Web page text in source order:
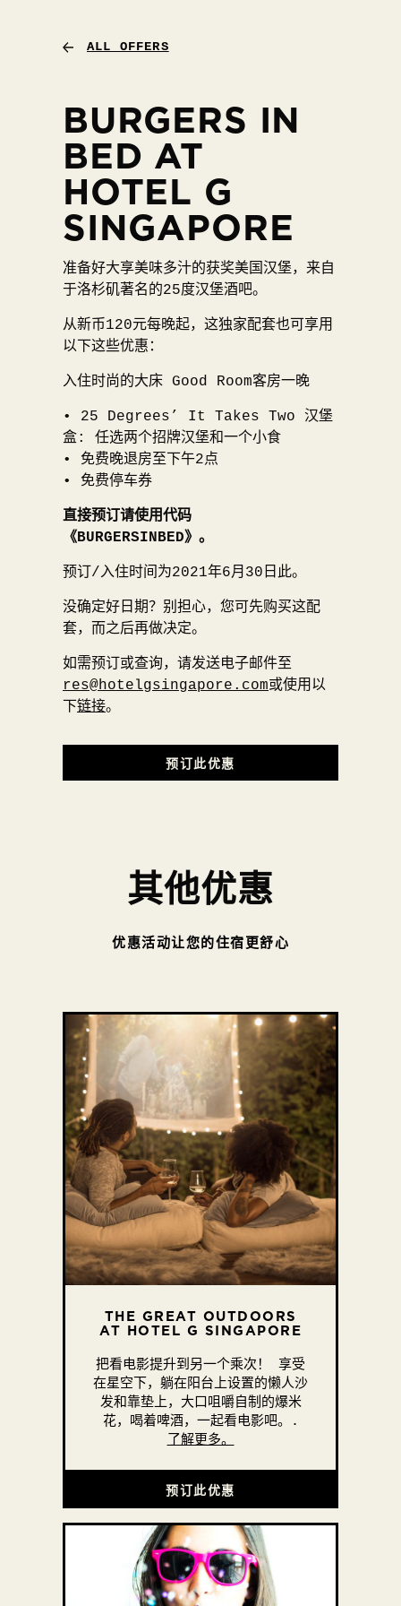
ALL OFFERS
BURGERS IN
BED AT
HOTEL G
SINGAPORE
准备好大享美味多汁的获奖美国汉堡，来自
于洛杉矶著名的25度汉堡酒吧。
从新币120元每晚起，这独家配套也可享用
以下这些优惠：
入住时尚的大床 Good Room客房一晚
• 25 Degrees’ It Takes Two 汉堡
盒: 任选两个招牌汉堡和一个小食
• 免费晚退房至下午2点
• 免费停车券
直接预订请使用代码
《BURGERSINBED》。
预订/入住时间为2021年6月30日此。
没确定好日期？别担心，您可先购买这配
套，而之后再做决定。
如需预订或查询，请发送电子邮件至
res@hotelgsingapore.com或使用以
下链接。
预订此优惠
其他优惠
优惠活动让您的住宿更舒心
THE GREAT OUTDOORS
AT HOTEL G SINGAPORE
把看电影提升到另一个乘次！ 享受
在星空下，躺在阳台上设置的懒人沙
发和靠垫上，大口咀嚼自制的爆米
花，喝着啤酒，一起看电影吧。.
了解更多。
预订此优惠